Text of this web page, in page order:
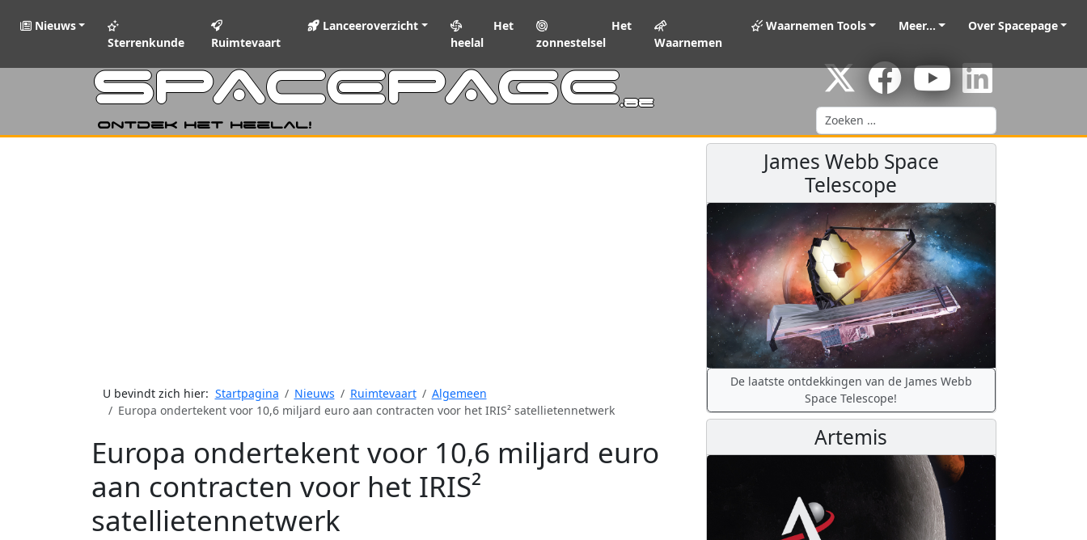
Nieuws
Sterrenkunde
Ruimtevaart
Lanceeroverzicht
Het
heelal
Het
zonnestelsel
Waarnemen
Waarnemen Tools Meer... Over Spacepage
SPACEPAGE.be
Ontdek het heelal!
Zoeken
U bevindt zich hier: Startpagina Nieuws Ruimtevaart
Algemeen
Europa ondertekent voor 10,6 miljard euro aan contracten voor het IRIS² satellietennetwerk
Europa ondertekent voor 10,6 miljard euro
aan contracten voor het IRIS²
satellietennetwerk
James Webb Space
Telescope
De laatste ontdekkingen van de James Webb
Space Telescope!
Artemis